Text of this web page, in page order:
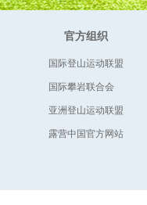
官方组织
国际登山运动联盟
国际攀岩联合会
亚洲登山运动联盟
露营中国官方网站